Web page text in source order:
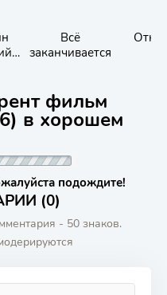
Всё
заканчивается
фильм
в хорошем
подождите!
(0)
- 50 знаков.